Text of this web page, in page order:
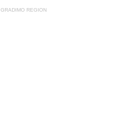
GRADIMO REGION